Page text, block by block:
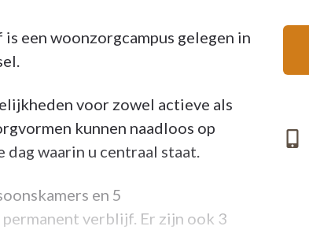
is een woonzorgcampus gelegen in
voor zowel actieve als
kunnen naadloos op
dag waarin u centraal staat.
en 5
verblijf. Er zijn ook 3